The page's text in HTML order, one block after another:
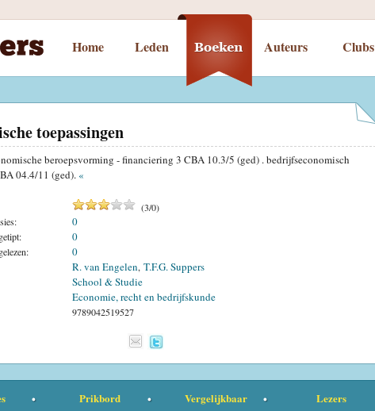
Home Leden Auteurs Clubs
toepassingen
beroepsvorming - financiering 3 CBA 10.3/5 (ged) . bedrijfseconomisch
04.4/11 (ged). «
(3/0)
0
0
0
R. van Engelen, T.F.G. Suppers
School & Studie
Economie, recht en bedrijfskunde
9789042519527
Prikbord Vergelijkbaar Lezers